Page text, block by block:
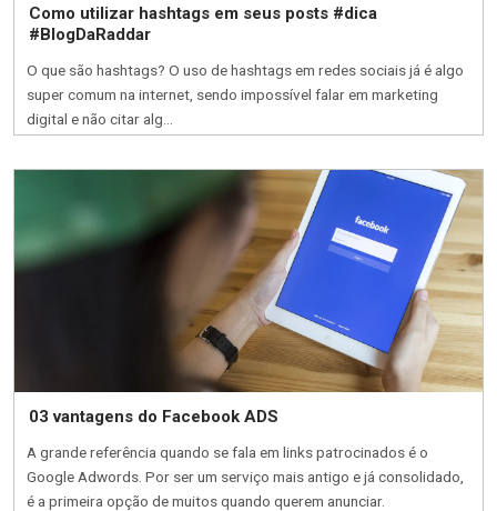
Como utilizar hashtags em seus posts #dica
#BlogDaRaddar
O que são hashtags? O uso de hashtags em redes sociais já é algo
super comum na internet, sendo impossível falar em marketing
digital e não citar alg...
03 vantagens do Facebook ADS
A grande referência quando se fala em links patrocinados é o
Google Adwords. Por ser um serviço mais antigo e já consolidado,
é a primeira opção de muitos quando querem anunciar.